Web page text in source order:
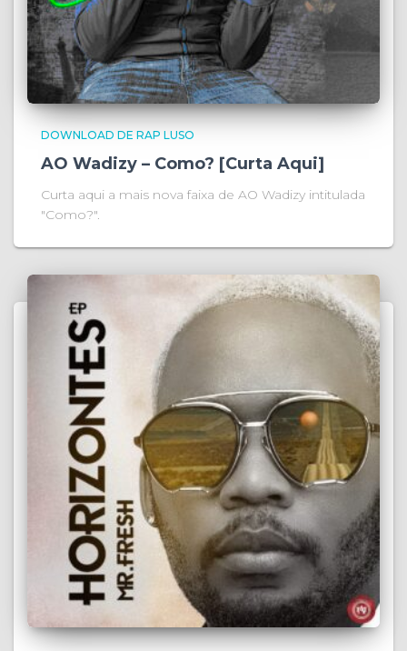
DOWNLOAD DE RAP LUSO
AO Wadizy – Como? [Curta Aqui]
Curta aqui a mais nova faixa de AO Wadizy intitulada
"Como?".